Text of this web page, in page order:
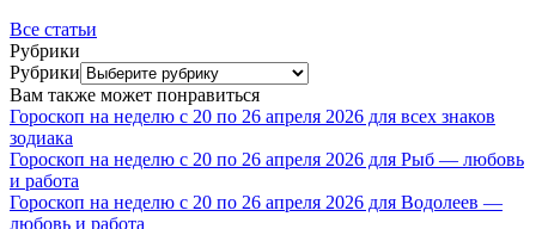
Все статьи
Рубрики
Рубрики
Вам также может понравиться
Гороскоп на неделю с 20 по 26 апреля 2026 для всех знаков
зодиака
Гороскоп на неделю с 20 по 26 апреля 2026 для Рыб — любовь
и работа
Гороскоп на неделю с 20 по 26 апреля 2026 для Водолеев —
любовь и работа